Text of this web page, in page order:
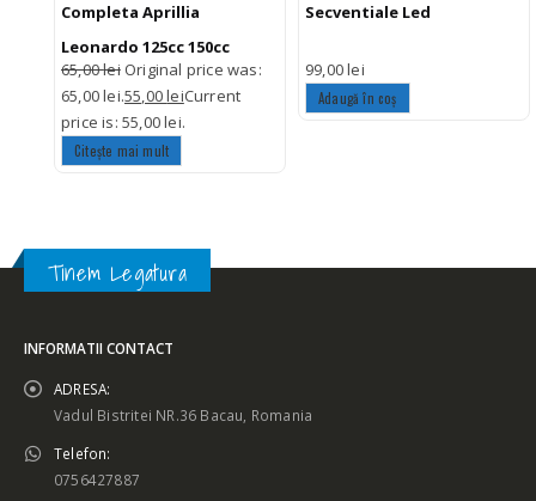
Completa Aprillia
Leonardo 125cc 150cc
65,00lei Original price was:
65,00 lei.55,00leiCurrent
price is: 55,00 lei.
Citește mai mult
Secventiale Led
99,00lei
Adaugă în coș
Tinem Legatura
INFORMATII CONTACT
ADRESA:
Vadul Bistritei NR.36 Bacau, Romania
Telefon:
0756427887